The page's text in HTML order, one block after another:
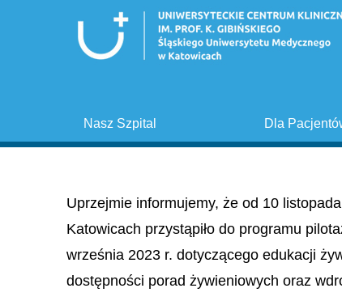
Dla
Nasz Szpital
Uprzejmie informujemy, że od 10
Katowicach przystąpiło do programu
września 2023 r. dotyczącego edukacji
dostępności porad żywieniowych oraz